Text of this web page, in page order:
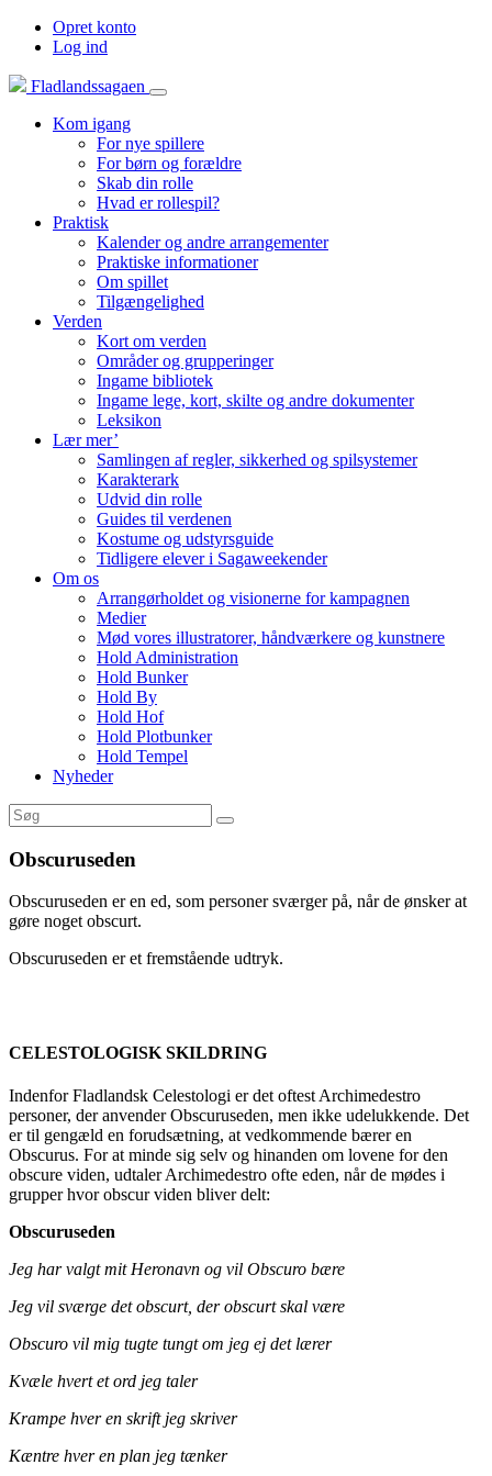
Opret konto
Log ind
Fladlandssagaen
Kom igang
For nye spillere
For børn og forældre
Skab din rolle
Hvad er rollespil?
Praktisk
Kalender og andre arrangementer
Praktiske informationer
Om spillet
Tilgængelighed
Verden
Kort om verden
Områder og grupperinger
Ingame bibliotek
Ingame lege, kort, skilte og andre dokumenter
Leksikon
Lær mer’
Samlingen af regler, sikkerhed og spilsystemer
Karakterark
Udvid din rolle
Guides til verdenen
Kostume og udstyrsguide
Tidligere elever i Sagaweekender
Om os
Arrangørholdet og visionerne for kampagnen
Medier
Mød vores illustratorer, håndværkere og kunstnere
Hold Administration
Hold Bunker
Hold By
Hold Hof
Hold Plotbunker
Hold Tempel
Nyheder
Obscuruseden
Obscuruseden er en ed, som personer sværger på, når de ønsker at
gøre noget obscurt.
Obscuruseden er et fremstående udtryk.
CELESTOLOGISK SKILDRING
Indenfor Fladlandsk Celestologi er det oftest Archimedestro
personer, der anvender Obscuruseden, men ikke udelukkende. Det
er til gengæld en forudsætning, at vedkommende bærer en
Obscurus. For at minde sig selv og hinanden om lovene for den
obscure viden, udtaler Archimedestro ofte eden, når de mødes i
grupper hvor obscur viden bliver delt:
Obscuruseden
Jeg har valgt mit Heronavn og vil Obscuro bære
Jeg vil sværge det obscurt, der obscurt skal være
Obscuro vil mig tugte tungt om jeg ej det lærer
Kvæle hvert et ord jeg taler
Krampe hver en skrift jeg skriver
Kæntre hver en plan jeg tænker